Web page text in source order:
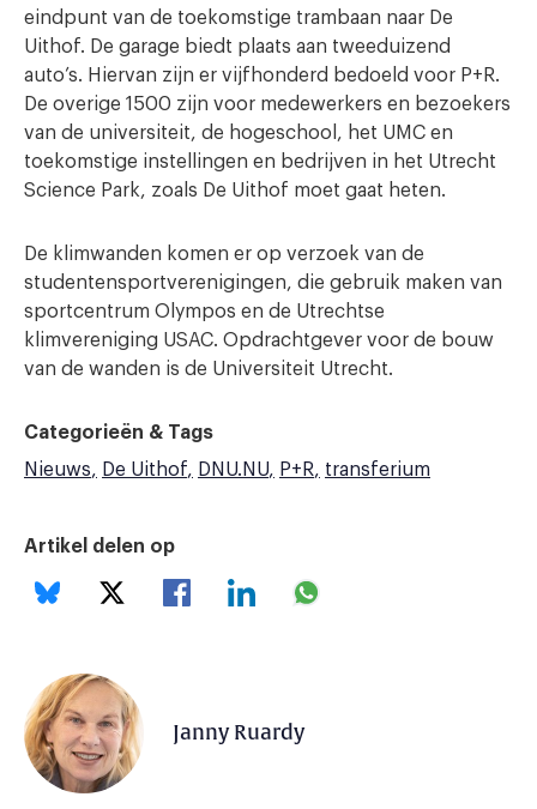
eindpunt van de toekomstige trambaan naar De
Uithof. De garage biedt plaats aan tweeduizend
auto’s. Hiervan zijn er vijfhonderd bedoeld voor P+R.
De overige 1500 zijn voor medewerkers en bezoekers
van de universiteit, de hogeschool, het UMC en
toekomstige instellingen en bedrijven in het Utrecht
Science Park, zoals De Uithof moet gaat heten.
De klimwanden komen er op verzoek van de
studentensportverenigingen, die gebruik maken van
sportcentrum Olympos en de Utrechtse
klimvereniging USAC. Opdrachtgever voor de bouw
van de wanden is de Universiteit Utrecht.
Categorieën & Tags
Nieuws
De Uithof DNU.NU P+R transferium
Artikel delen op
Janny Ruardy